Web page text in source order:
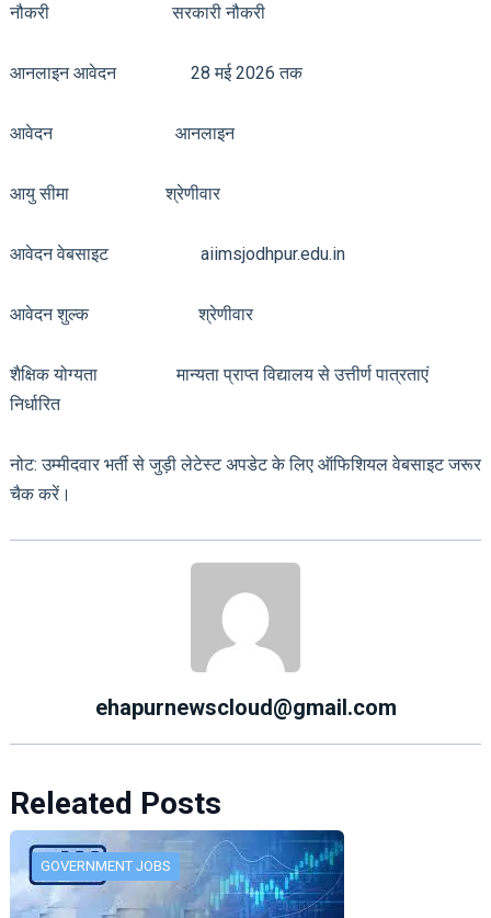
नौकरी सरकारी नौकरी
आनलाइन आवेदन 28 मई 2026 तक
आवेदन आनलाइन
आयु सीमा श्रेणीवार
आवेदन वेबसाइट aiimsjodhpur.edu.in
आवेदन शुल्क श्रेणीवार
शैक्षिक योग्यता मान्यता प्राप्त विद्यालय से उत्तीर्ण पात्रताएं
निर्धारित
नोट: उम्मीदवार भर्ती से जुड़ी लेटेस्ट अपडेट के लिए ऑफिशियल वेबसाइट जरूर
चैक करें।
ehapurnewscloud@gmail.com
Releated Posts
GOVERNMENT JOBS